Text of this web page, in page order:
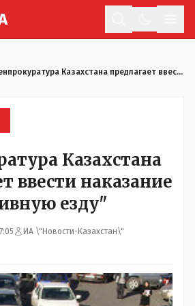
Генпрокуратура Казахстана предлагает ввести наказание за "агрессивную езду"
Казахстана
ввести наказание
езду"
ИА \"Новости-Казахстан\"